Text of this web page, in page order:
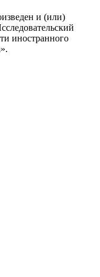
и (или)
иностранного